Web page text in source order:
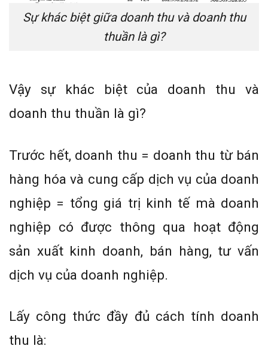
Sự khác biệt giữa doanh thu và doanh thu
thuần là gì?
Vậy sự khác biệt của doanh thu và
doanh thu thuần là gì?
Trước hết, doanh thu = doanh thu từ bán
hàng hóa và cung cấp dịch vụ của doanh
nghiệp = tổng giá trị kinh tế mà doanh
nghiệp có được thông qua hoạt động
sản xuất kinh doanh, bán hàng, tư vấn
dịch vụ của doanh nghiệp.
Lấy công thức đầy đủ cách tính doanh
thu là: